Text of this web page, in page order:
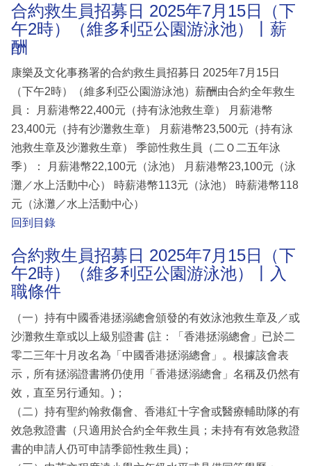
合約救生員招募日 2025年7月15日（下
午2時）（維多利亞公園游泳池）丨薪
酬
康樂及文化事務署的合約救生員招募日 2025年7月15日
（下午2時）（維多利亞公園游泳池）薪酬由合約全年救生
員： 月薪港幣22,400元（持有泳池救生章） 月薪港幣
23,400元（持有沙灘救生章） 月薪港幣23,500元（持有泳
池救生章及沙灘救生章） 季節性救生員（二Ｏ二五年泳
季）： 月薪港幣22,100元（泳池） 月薪港幣23,100元（泳
灘／水上活動中心） 時薪港幣113元（泳池） 時薪港幣118
元（泳灘／水上活動中心）
回到目錄
合約救生員招募日 2025年7月15日（下
午2時）（維多利亞公園游泳池）丨入
職條件
（一）持有中國香港拯溺總會頒發的有效泳池救生章及／或
沙灘救生章或以上級別證書 (註：「香港拯溺總會」已於二
零二三年十月改名為「中國香港拯溺總會」。根據該會表
示，所有拯溺證書將仍使用「香港拯溺總會」名稱及仍然有
效，直至另行通知。)；
（二）持有聖約翰救傷會、香港紅十字會或醫療輔助隊的有
效急救證書（只適用於合約全年救生員；未持有有效急救證
書的申請人仍可申請季節性救生員)；